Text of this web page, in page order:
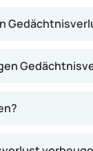
sich auf
betrifft